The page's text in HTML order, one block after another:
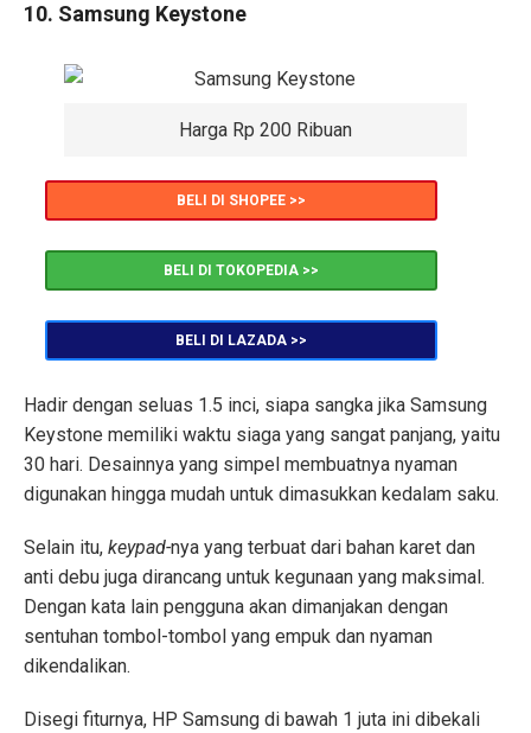
10. Samsung Keystone
Harga Rp 200 Ribuan
BELI DI SHOPEE >>
BELI DI TOKOPEDIA >>
BELI DI LAZADA >>
Hadir dengan seluas 1.5 inci, siapa sangka jika Samsung
Keystone memiliki waktu siaga yang sangat panjang, yaitu
30 hari. Desainnya yang simpel membuatnya nyaman
digunakan hingga mudah untuk dimasukkan kedalam saku.
Selain itu, keypad-nya yang terbuat dari bahan karet dan
anti debu juga dirancang untuk kegunaan yang maksimal.
Dengan kata lain pengguna akan dimanjakan dengan
sentuhan tombol-tombol yang empuk dan nyaman
dikendalikan.
Disegi fiturnya, HP Samsung di bawah 1 juta ini dibekali